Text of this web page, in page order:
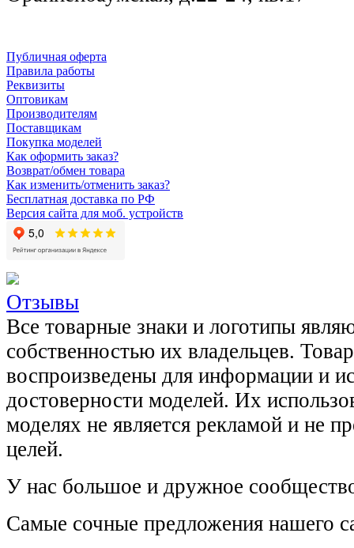
Публичная оферта
Правила работы
Реквизиты
Оптовикам
Производителям
Поставщикам
Покупка моделей
Как оформить заказ?
Возврат/обмен товара
Как изменить/отменить заказ?
Бесплатная доставка по РФ
Версия сайта для моб. устройств
Отзывы
Все товарные знаки и логотипы
собственностью их владельцев.
воспроизведены для информации и
достоверности моделей. Их
моделях не является рекламой и не
целей.
У нас большое и дружное
Самые сочные предложения нашего